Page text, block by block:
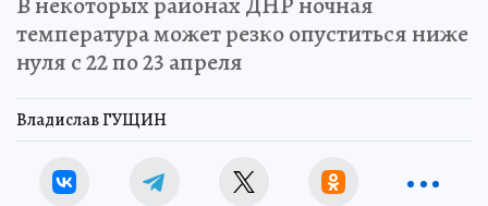
температура может резко опуститься ниже
нуля с 22 по 23 апреля
Владислав ГУЩИН